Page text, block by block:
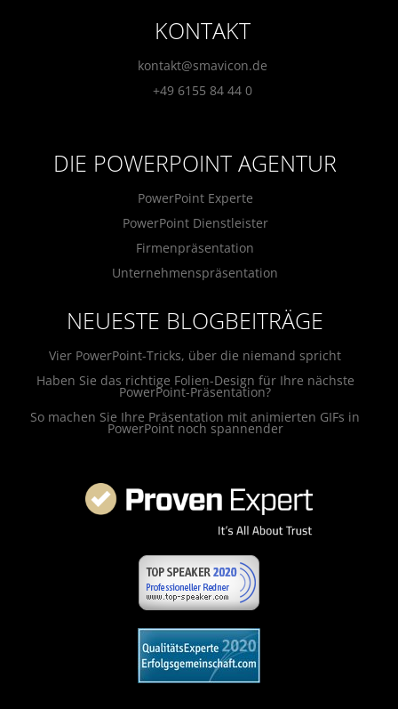
KONTAKT
kontakt@smavicon.de
+49 6155 84 44 0
DIE POWERPOINT AGENTUR
PowerPoint Experte
PowerPoint Dienstleister
Firmenpräsentation
Unternehmenspräsentation
NEUESTE BLOGBEITRÄGE
Vier PowerPoint-Tricks, über die niemand spricht
Haben Sie das richtige Folien-Design für Ihre nächste
PowerPoint-Präsentation?
So machen Sie Ihre Präsentation mit animierten GIFs in
PowerPoint noch spannender